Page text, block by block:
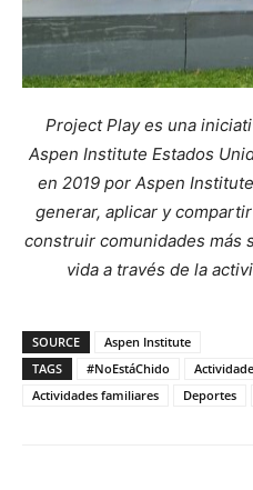
Project Play es una
Aspen Institute Estados
en 2019 por Aspen
generar, aplicar y
construir comunidades más
vida a través de la
SOURCE
Aspen Institute
TAGS
#NoEstáChido
Actividades familiares
Deportes